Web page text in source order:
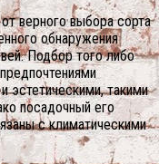
верного выбора сорта
обнаружения
Подбор того либо
эстетическими, такими
посадочный его
с климатическими